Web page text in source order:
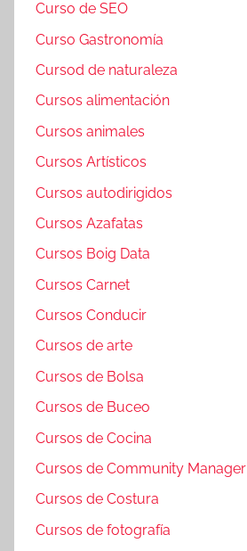
Curso de SEO
Curso Gastronomía
Cursod de naturaleza
Cursos alimentación
Cursos animales
Cursos Artísticos
Cursos autodirigidos
Cursos Azafatas
Cursos Boig Data
Cursos Carnet
Cursos Conducir
Cursos de arte
Cursos de Bolsa
Cursos de Buceo
Cursos de Cocina
Cursos de Community Manager
Cursos de Costura
Cursos de fotografía